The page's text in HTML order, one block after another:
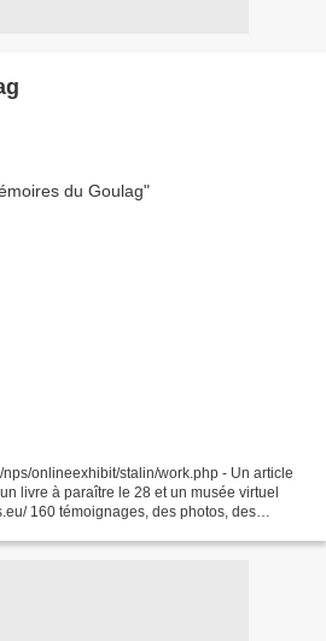
onlineexhibit/stalin/work.php - Un article
livre à paraître le 28 et un musée virtuel
160 témoignages, des photos, des